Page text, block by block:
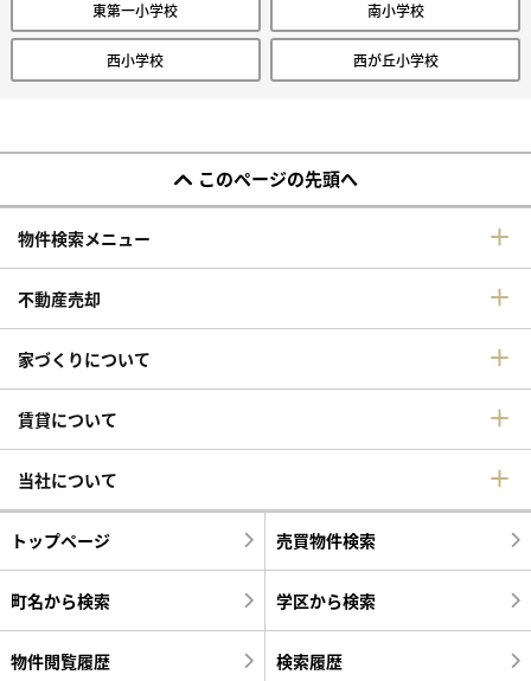
東第一小学校 南小学校
西小学校 西が丘小学校
このページの先頭へ
物件検索メニュー
不動産売却
家づくりについて
賃貸について
当社について
トップページ 売買物件検索
町名から検索 学区から検索
物件閲覧履歴 検索履歴